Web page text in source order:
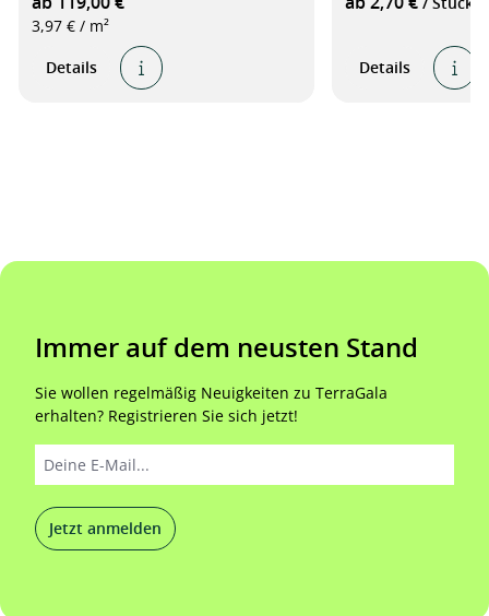
3,97 € / m²
Details
Details
Immer auf dem neusten Stand
Sie wollen regelmäßig Neuigkeiten zu TerraGala
erhalten? Registrieren Sie sich jetzt!
Jetzt anmelden